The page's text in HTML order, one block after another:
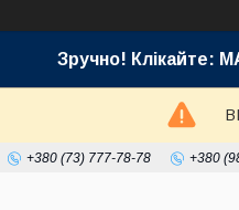
Зручно!
+380 (73) 777-78-78 +380